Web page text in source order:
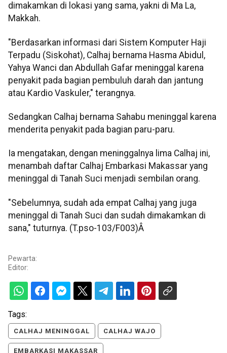
dimakamkan di lokasi yang sama, yakni di Ma La,
Makkah.
"Berdasarkan informasi dari Sistem Komputer Haji
Terpadu (Siskohat), Calhaj bernama Hasma Abidul,
Yahya Wanci dan Abdullah Gafar meninggal karena
penyakit pada bagian pembuluh darah dan jantung
atau Kardio Vaskuler," terangnya.
Sedangkan Calhaj bernama Sahabu meninggal karena
menderita penyakit pada bagian paru-paru.
Ia mengatakan, dengan meninggalnya lima Calhaj ini,
menambah daftar Calhaj Embarkasi Makassar yang
meninggal di Tanah Suci menjadi sembilan orang.
"Sebelumnya, sudah ada empat Calhaj yang juga
meninggal di Tanah Suci dan sudah dimakamkan di
sana," tuturnya. (T.pso-103/F003)Â
Pewarta:
Editor:
Tags:
CALHAJ MENINGGAL CALHAJ WAJO
EMBARKASI MAKASSAR